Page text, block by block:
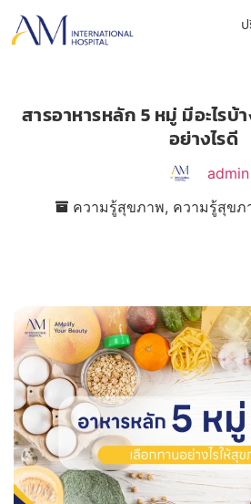
สารอาหารหลัก 5 หมู่ มีอะไรบ้
อย่างไรดี
admin
ความรู้สุขภาพ, ความรู้สุขภ